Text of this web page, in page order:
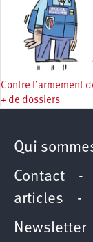
Contre l’armement
+ de dossiers
Qui
Contact -
articles -
Newsletter